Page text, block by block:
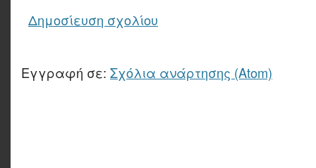
Δημοσίευση σχολίου
Εγγραφή σε: Σχόλια ανάρτησης (Atom)